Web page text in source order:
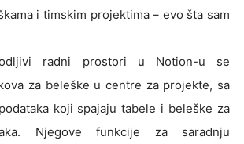
i timskim projektima – evo šta sam
radni prostori u Notion-u se
za beleške u centre za projekte, sa
koji spajaju tabele i beleške za
Njegove funkcije za saradnju